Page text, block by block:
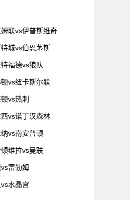
联vs伊普斯维奇
城vs伯恩茅斯
福德vs狼队
vs纽卡斯尔联
vs热刺
vs诺丁汉森林
vs南安普顿
维拉vs曼联
富勒姆
水晶宫